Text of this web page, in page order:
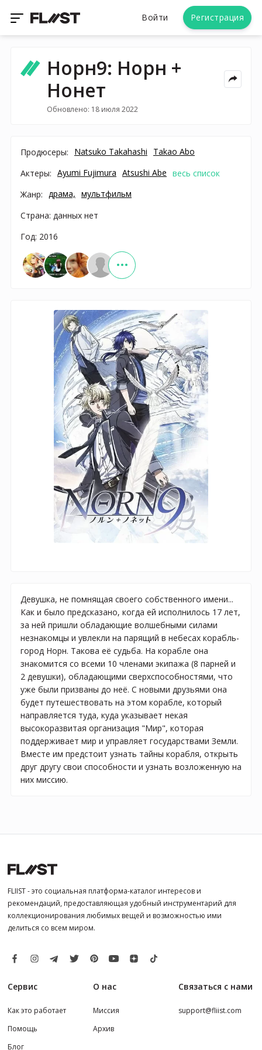
Войти Регистрация
Норн9: Норн +
Нонет
Обновлено: 18 июля 2022
Продюсеры: Natsuko Takahashi
Takao Abo
Актеры: Ayumi Fujimura Atsushi Abe весь список
Жанр:
драма, мультфильм
Страна: данных нет
Год: 2016
Девушка, не помнящая своего собственного имени...
Как и было предсказано, когда ей исполнилось 17 лет,
за ней пришли обладающие волшебными силами
незнакомцы и увлекли на парящий в небесах корабль-
город Норн. Такова её судьба. На корабле она
знакомится со всеми 10 членами экипажа (8 парней и
2 девушки), обладающими сверхспособностями, что
уже были призваны до неё. С новыми друзьями она
будет путешествовать на этом корабле, который
направляется туда, куда указывает некая
высокоразвитая организация "Мир", которая
поддерживает мир и управляет государствами Земли.
Вместе им предстоит узнать тайны корабля, открыть
друг другу свои способности и узнать возложенную на
них миссию.
FLIIST - это социальная платформа-каталог интересов и
рекомендаций, предоставляющая удобный инструментарий для
коллекционирования любимых вещей и возможностью ими
делиться со всем миром.
Сервис
Как это работает
Помощь
Блог
О нас
Миссия
Архив
Связаться с нами
support@fliist.com